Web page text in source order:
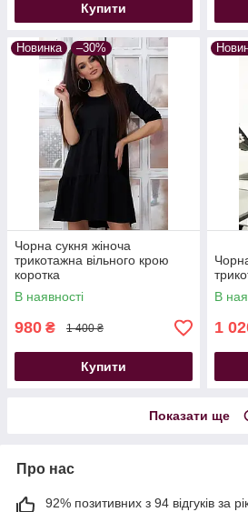
Купити
Новинка –30%
Чорна сукня жіноча
трикотажна вільного крою
коротка
В наявності
980 ₴ 1 400 ₴
Купити
В
1
Показати ще
Про нас
92% позитивних з 94 відгуків за